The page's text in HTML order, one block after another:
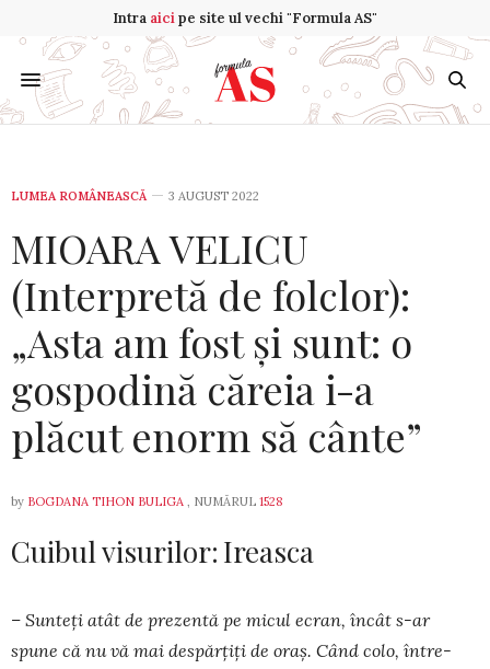
Intra aicipe site ul vechi "Formula AS"
LUMEA ROMÂNEASCĂ 3 AUGUST 2022
MIOARA VELICU
(Interpretă de folclor):
„Asta am fost și sunt: o
gospodină căreia i-a
plăcut enorm să cânte”
by BOGDANA TIHON BULIGA , NUMĂRUL 1528
Cuibul visurilor: Ireasca
– Sunteți atât de prezentă pe micul ecran, încât s-ar
spune că nu vă mai des­păr­țiți de oraș. Când colo, între­